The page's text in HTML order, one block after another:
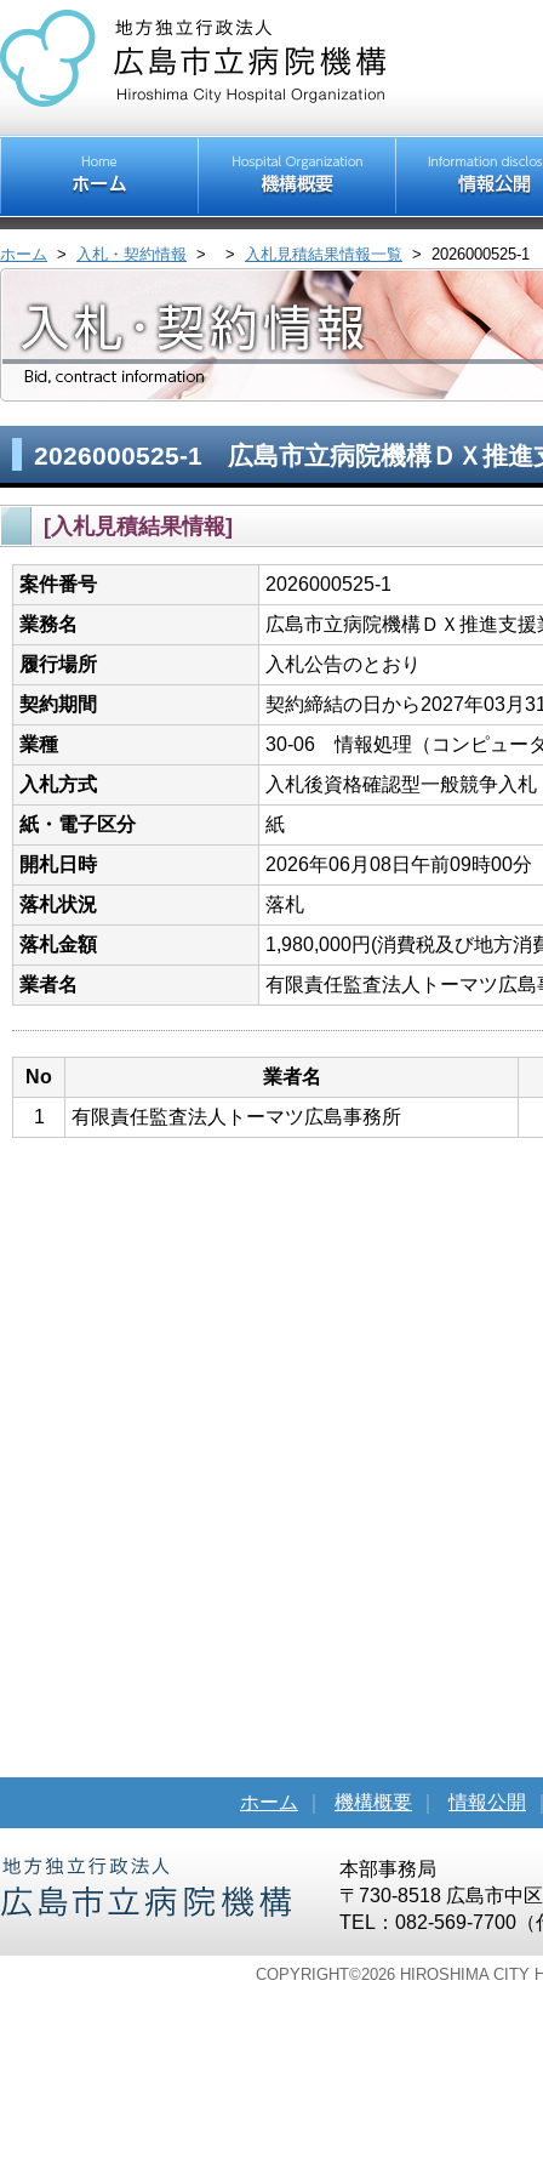
ホーム > 入札・契約情報 > > 入札見積結果情報一覧 > 2026000525-1
2026000525-1 広島市立病院機構ＤＸ推進
[入札見積結果情報]
案件番号
2026000525-1
業務名
広島市立病院機構ＤＸ推進支援
履行場所
入札公告のとおり
契約期間
契約締結の日から2027年03月
業種
30-06 情報処理（コンピュー
入札方式
入札後資格確認型一般競争入札
紙・電子区分
紙
開札日時
2026年06月08日午前09時00分
落札状況
落札
落札金額
1,980,000円(消費税及び地方消
業者名
有限責任監査法人トーマツ広島
No
業者名
1
有限責任監査法人トーマツ広島事務所
ホーム 機構概要 情報公開
本部事務局
〒730-8518 広島市中
TEL：082-569-7700
COPYRIGHT©2026 HIROSHIMA CITY